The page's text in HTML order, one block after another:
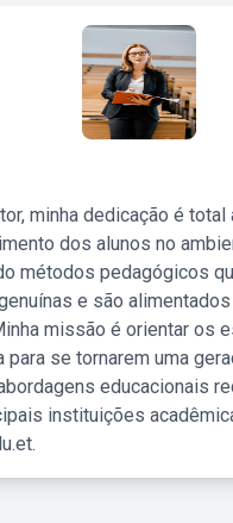
minha dedicação é total
dos alunos no
métodos pedagógicos
e são
missão é orientar os
para se tornarem uma
educacionais
instituições